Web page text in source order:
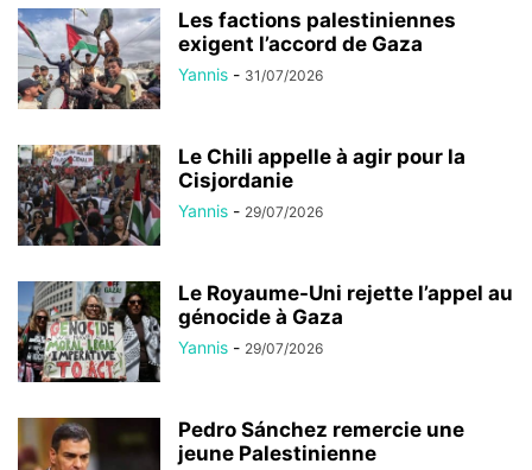
Les factions palestiniennes
exigent l’accord de Gaza
Yannis - 31/07/2026
Le Chili appelle à agir pour la
Cisjordanie
Yannis - 29/07/2026
Le Royaume-Uni rejette l’appel au
génocide à Gaza
Yannis - 29/07/2026
Pedro Sánchez remercie une
jeune Palestinienne